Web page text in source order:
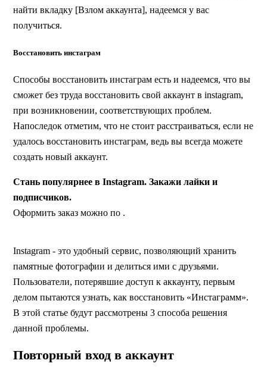
найти вкладку [Взлом аккаунта], надеемся у вас
получиться.
Восстановить инстаграм
Способы восстановить инстаграм есть и надеемся, что вы
сможет без труда восстановить свой аккаунт в instagram,
при возникновении, соответствующих проблем.
Напоследок отметим, что не стоит расстраиваться, если не
удалось восстановить инстаграм, ведь вы всегда можете
создать новый аккаунт.
Стань популярнее в Instagram. Закажи лайки и
подписчиков.
Оформить заказ можно по .
Instagram - это удобный сервис, позволяющий хранить
памятные фотографии и делиться ими с друзьями.
Пользователи, потерявшие доступ к аккаунту, первым
делом пытаются узнать, как восстановить «Инстаграмм».
В этой статье будут рассмотрены 3 способа решения
данной проблемы.
Повторный вход в аккаунт